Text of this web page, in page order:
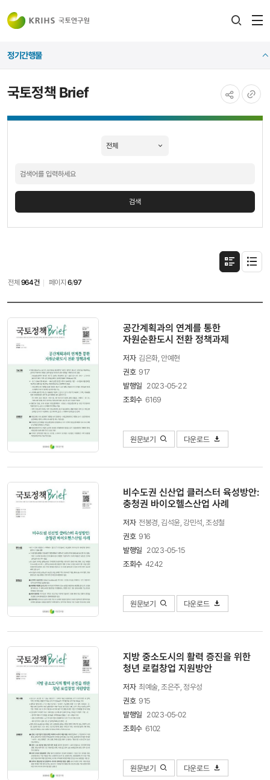
국토정책 Brief
정기간행물
검색
목록 목록
전체 964건 페이지6/97
공간계획과의 연계를 통한
자원순환도시 전환 정책과제
저자 김은화, 안예현
권호 917
발행일 2023-05-22
조회수 6169
원문보기 다운로드
비수도권 신산업 클러스터 육성방안:
충청권 바이오헬스산업 사례
저자 전봉경, 김석윤, 강민석, 조성철
권호 916
발행일 2023-05-15
조회수 4242
원문보기 다운로드
지방 중소도시의 활력 증진을 위한
청년 로컬창업 지원방안
저자 최예술, 조은주, 정우성
권호 915
발행일 2023-05-02
조회수 6102
원문보기 다운로드